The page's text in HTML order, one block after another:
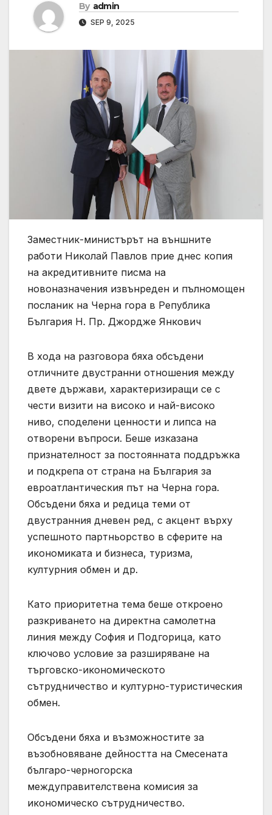
By admin
SEP 9, 2025
Заместник-министърът на външните
работи Николай Павлов прие днес копия
на акредитивните писма на
новоназначения извънреден и пълномощен
посланик на Черна гора в Република
България Н. Пр. Джордже Янкович
В хода на разговора бяха обсъдени
отличните двустранни отношения между
двете държави, характеризиращи се с
чести визити на високо и най-високо
ниво, споделени ценности и липса на
отворени въпроси. Беше изказана
признателност за постоянната поддръжка
и подкрепа от страна на България за
евроатлантическия път на Черна гора.
Обсъдени бяха и редица теми от
двустранния дневен ред, с акцент върху
успешното партньорство в сферите на
икономиката и бизнеса, туризма,
културния обмен и др.
Като приоритетна тема беше откроено
разкриването на директна самолетна
линия между София и Подгорица, като
ключово условие за разширяване на
търговско-икономическото
сътрудничество и културно-туристическия
обмен.
Обсъдени бяха и възможностите за
възобновяване дейността на Смесената
българо-черногорска
междуправителствена комисия за
икономическо сътрудничество.